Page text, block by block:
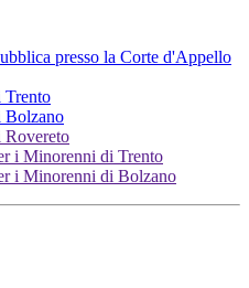
presso la Corte d'Appello
Trento
Bolzano
Rovereto
i Minorenni di Trento
i Minorenni di Bolzano